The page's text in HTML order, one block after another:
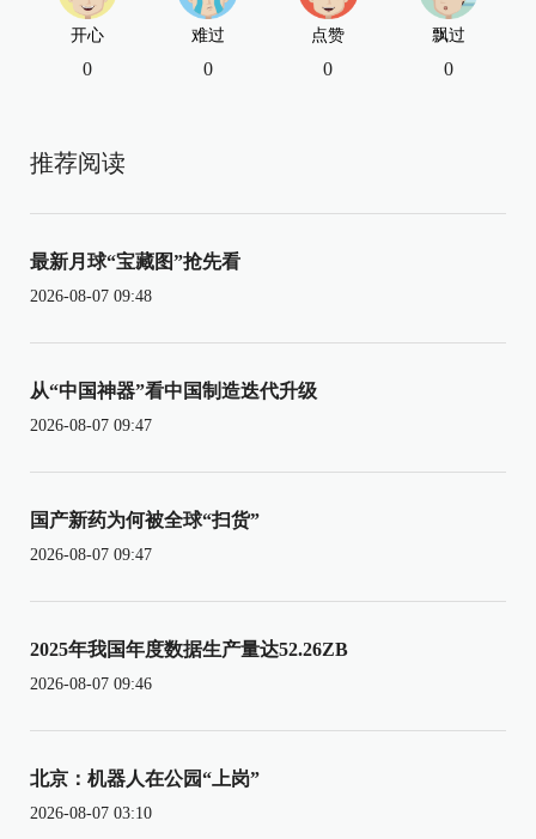
开心
0
难过
0
点赞
0
飘过
0
推荐阅读
最新月球“宝藏图”抢先看
2026-08-07 09:48
从“中国神器”看中国制造迭代升级
2026-08-07 09:47
国产新药为何被全球“扫货”
2026-08-07 09:47
2025年我国年度数据生产量达52.26ZB
2026-08-07 09:46
北京：机器人在公园“上岗”
2026-08-07 03:10